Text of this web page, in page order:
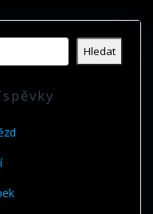
Hledat